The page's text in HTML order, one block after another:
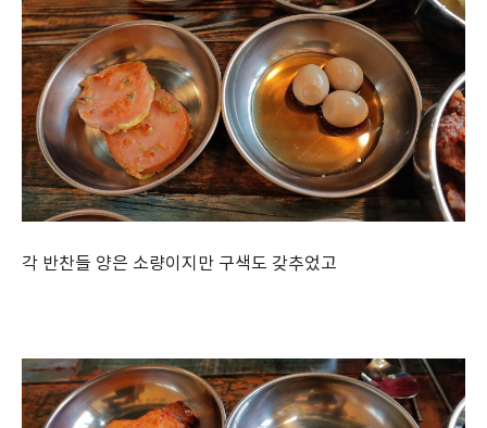
각 반찬들 양은 소량이지만 구색도 갖추었고